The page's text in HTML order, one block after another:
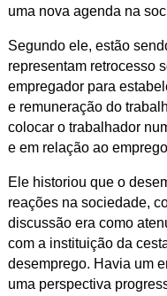
uma nova agenda na
Segundo ele, estão
representam retrocesso
empregador para
e remuneração do
colocar o trabalhador
e em relação ao
Ele historiou que o
reações na sociedade,
discussão era como
com a instituição da
desemprego. Havia um
uma perspectiva